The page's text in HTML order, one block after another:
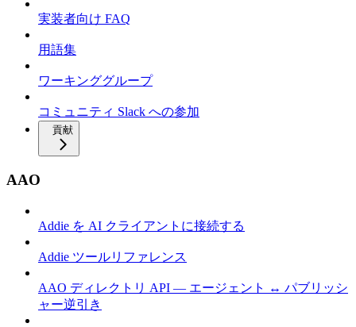
実装者向け FAQ
用語集
ワーキンググループ
コミュニティ Slack への参加
貢献
AAO
Addie を AI クライアントに接続する
Addie ツールリファレンス
AAO ディレクトリ API — エージェント ↔ パブリッシ
ャー逆引き